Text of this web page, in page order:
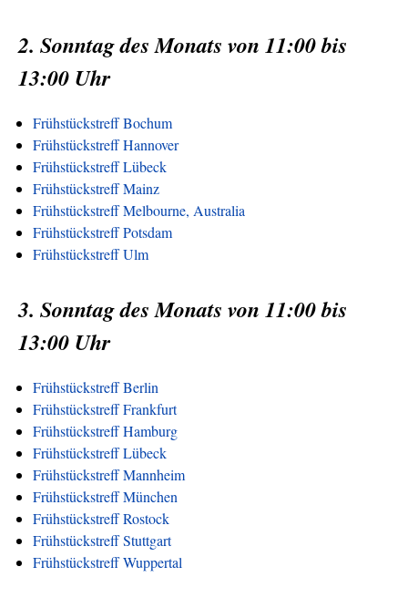
2. Sonntag des Monats von 11:00 bis
13:00 Uhr
Frühstückstreff Bochum
Frühstückstreff Hannover
Frühstückstreff Lübeck
Frühstückstreff Mainz
Frühstückstreff Melbourne, Australia
Frühstückstreff Potsdam
Frühstückstreff Ulm
3. Sonntag des Monats von 11:00 bis
13:00 Uhr
Frühstückstreff Berlin
Frühstückstreff Frankfurt
Frühstückstreff Hamburg
Frühstückstreff Lübeck
Frühstückstreff Mannheim
Frühstückstreff München
Frühstückstreff Rostock
Frühstückstreff Stuttgart
Frühstückstreff Wuppertal